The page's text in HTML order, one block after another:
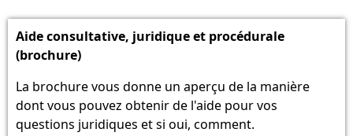
Aide consultative, juridique et procédurale
(brochure)
La brochure vous donne un aperçu de la manière
dont vous pouvez obtenir de l'aide pour vos
questions juridiques et si oui, comment.